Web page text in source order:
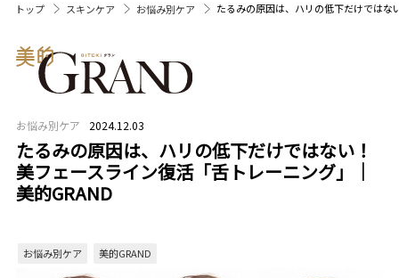
トップ スキンケア お悩み別ケア たるみの原因は、ハリの低下だけではな
お悩み別ケア 2024.12.03
たるみの原因は、ハリの低下だけではない！
美フェースライン復活「舌トレーニング」｜
美的GRAND
お悩み別ケア 美的GRAND